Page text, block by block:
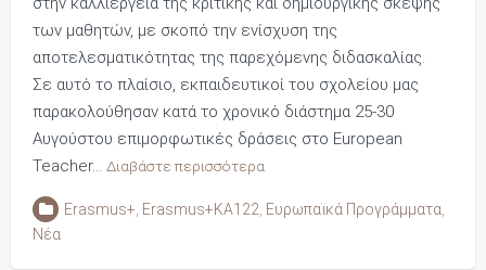
των μαθητών, με σκοπό την ενίσχυση της
αποτελεσματικότητας της παρεχόμενης διδασκαλίας.
Σε αυτό το πλαίσιο, εκπαιδευτικοί του σχολείου μας
παρακολούθησαν κατά το χρονικό διάστημα 25-30
Αυγούστου επιμορφωτικές δράσεις στο European
Teacher… Διαβάστε περισσότερα
Erasmus+ Erasmus+KA122 Ευρωπαϊκά Προγράμματα
Νέα